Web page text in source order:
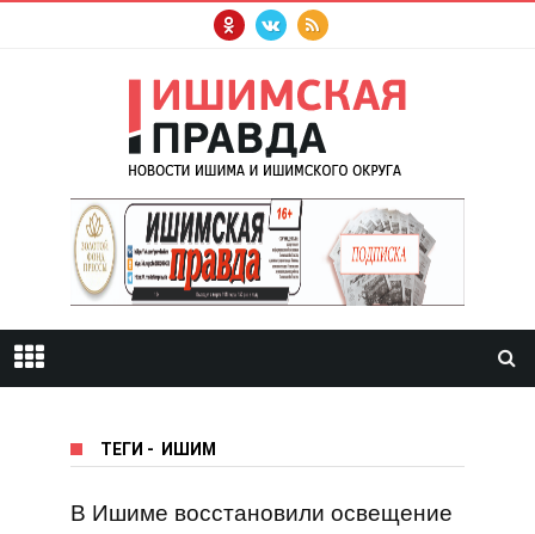
ТЕГИ - ИШИМ
В Ишиме восстановили освещение